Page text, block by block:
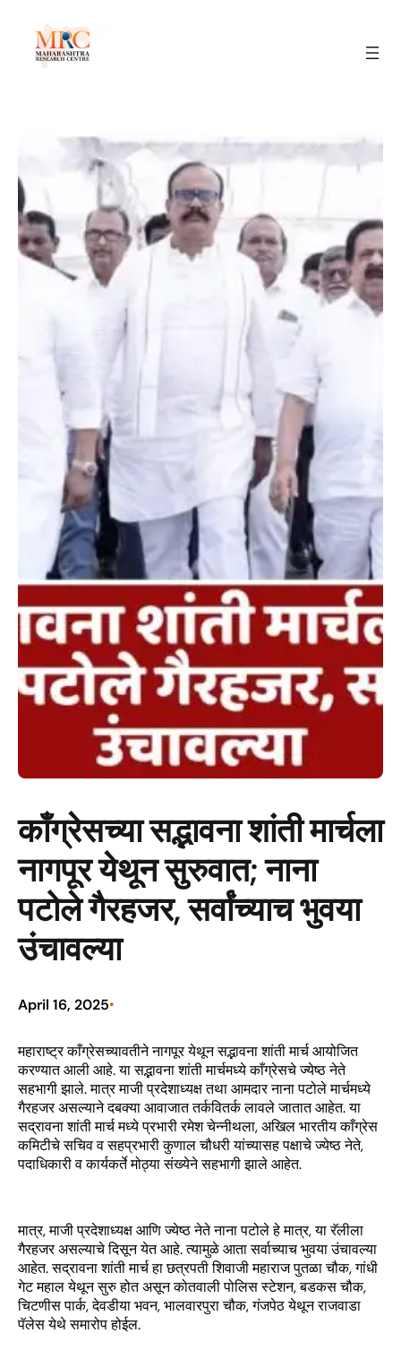
काँग्रेसच्या सद्भावना शांती मार्चला
नागपूर येथून सुरुवात; नाना
पटोले गैरहजर, सर्वांच्याच भुवया
उंचावल्या
April 16, 2025•
महाराष्ट्र काँग्रेसच्यावतीने नागपूर येथून सद्भावना शांती मार्च आयोजित
करण्यात आली आहे. या सद्भावना शांती मार्चमध्ये काँग्रेसचे ज्येष्ठ नेते
सहभागी झाले. मात्र माजी प्रदेशाध्यक्ष तथा आमदार नाना पटोले मार्चमध्ये
गैरहजर असल्याने दबक्या आवाजात तर्कवितर्क लावले जातात आहेत. या
सद्रावना शांती मार्च मध्ये प्रभारी रमेश चेन्नीथला, अखिल भारतीय काँग्रेस
कमिटीचे सचिव व सहप्रभारी कुणाल चौधरी यांच्यासह पक्षाचे ज्येष्ठ नेते,
पदाधिकारी व कार्यकर्ते मोठ्या संख्येने सहभागी झाले आहेत.
मात्र, माजी प्रदेशाध्यक्ष आणि ज्येष्ठ नेते नाना पटोले हे मात्र, या रॅलीला
गैरहजर असल्याचे दिसून येत आहे. त्यामुळे आता सर्वाच्याच भुवया उंचावल्या
आहेत. सद्रावना शांती मार्च हा छत्रपती शिवाजी महाराज पुतळा चौक, गांधी
गेट महाल येथून सुरु होत असून कोतवाली पोलिस स्टेशन, बडकस चौक,
चिटणीस पार्क, देवडीया भवन, भालवारपुरा चौक, गंजपेठ येथून राजवाडा
पॅलेस येथे समारोप होईल.